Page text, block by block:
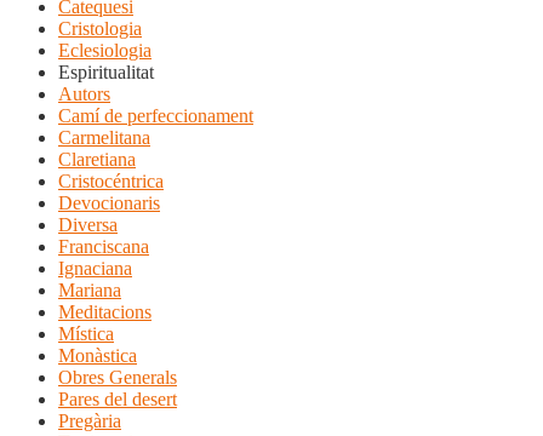
Catequesi
Cristologia
Eclesiologia
Espiritualitat
Autors
Camí de perfeccionament
Carmelitana
Claretiana
Cristocéntrica
Devocionaris
Diversa
Franciscana
Ignaciana
Mariana
Meditacions
Mística
Monàstica
Obres Generals
Pares del desert
Pregària